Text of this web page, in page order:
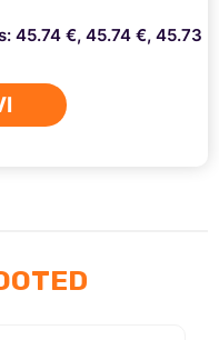
45.74 €, 45.74 €, 45.73